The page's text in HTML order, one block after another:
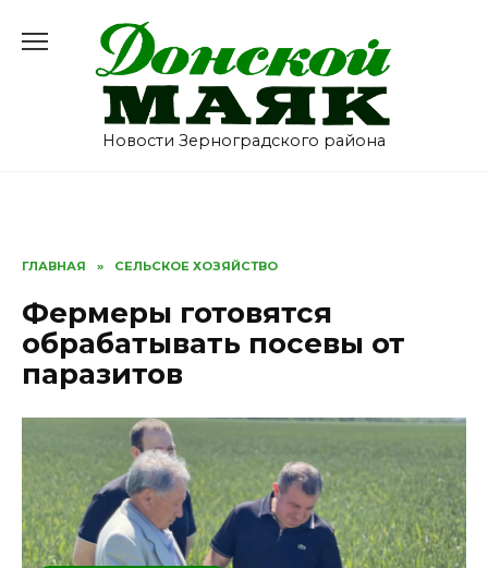
содержанию
Новости Зерноградского района
ГЛАВНАЯ » СЕЛЬСКОЕ ХОЗЯЙСТВО
Фермеры готовятся
обрабатывать посевы от
паразитов